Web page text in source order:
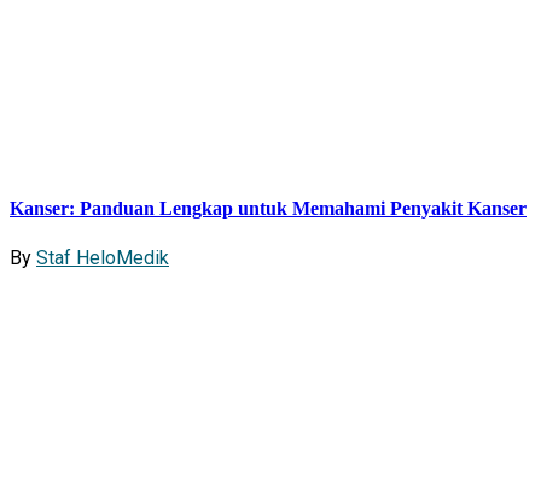
Kanser: Panduan Lengkap untuk Memahami Penyakit Kanser
By Staf HeloMedik